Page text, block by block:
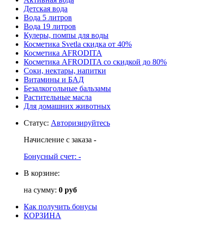
Детская вода
Вода 5 литров
Вода 19 литров
Кулеры, помпы для воды
Косметика Svetla скидка от 40%
Косметика AFRODITA
Косметика AFRODITA со скидкой до 80%
Соки, нектары, напитки
Витамины и БАД
Безалкогольные бальзамы
Растительные масла
Для домашних животных
Статус: Авторизируйтесь
Начисление с заказа -
Бонусный счет: -
В корзине:
на сумму: 0 руб
Как получить бонусы
КОРЗИНА